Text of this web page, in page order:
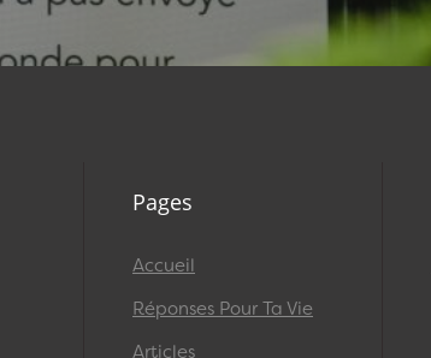
Pages
Accueil
Réponses Pour Ta Vie
Articles